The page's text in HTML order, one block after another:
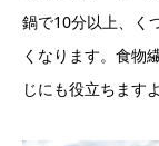
鍋で10分以上、く
くなります。食物
じにも役立ちますよ